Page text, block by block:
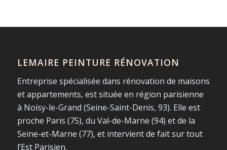
LEMAIRE PEINTURE RÉNOVATION
Entreprise spécialisée dans rénovation de maisons
et appartements, est située en région parisienne
à Noisy-le-Grand (Seine-Saint-Denis, 93). Elle est
proche Paris (75), du Val-de-Marne (94) et de la
Seine-et-Marne (77), et intervient de fait sur tout
l’Est Parisien.